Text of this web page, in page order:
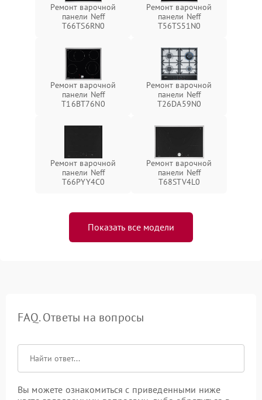
Ремонт варочной
панели Neff
T66TS6RN0
Ремонт варочной
панели Neff
T56TS51N0
Ремонт варочной
панели Neff
T16BT76N0
Ремонт варочной
панели Neff
T26DA59N0
Ремонт варочной
панели Neff
T66PYY4C0
Ремонт варочной
панели Neff
T68STV4L0
Показать все модели
FAQ. Ответы на вопросы
Вы можете ознакомиться с приведенными ниже